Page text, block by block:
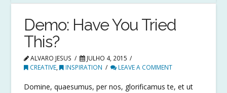
Demo: Have You Tried
This?
ALVARO JESUS
JULHO 4, 2015
CREATIVE, INSPIRATION LEAVE A COMMENT
Domine, quaesumus, per nos, glorificamus te, et ut